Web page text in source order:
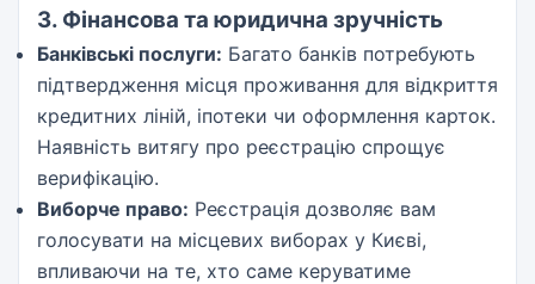
3. Фінансова та юридична зручність
Банківські послуги: Багато банків потребують
підтвердження місця проживання для відкриття
кредитних ліній, іпотеки чи оформлення карток.
Наявність витягу про реєстрацію спрощує
верифікацію.
Виборче право: Реєстрація дозволяє вам
голосувати на місцевих виборах у Києві,
впливаючи на те, хто саме керуватиме